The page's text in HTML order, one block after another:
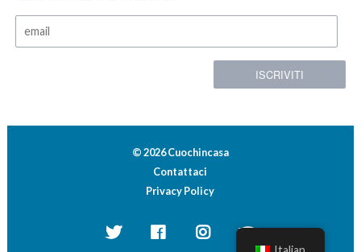
© 2026 Cuochincasa
Contattaci
Privacy Policy